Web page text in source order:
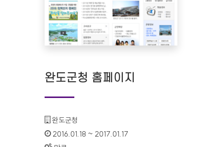
완도군청 홈페이지
기관명 :
완도군청
인증기간 :
2016.01.18 ~ 2017.01.17